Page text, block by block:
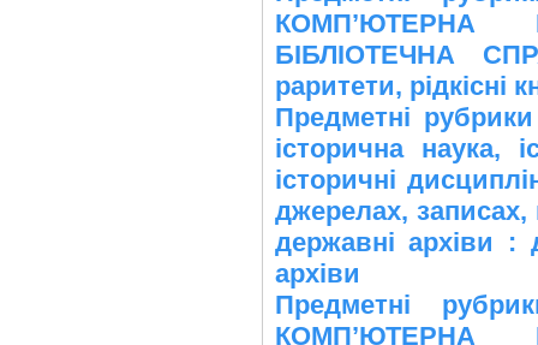
КОМПʼЮТЕРНА
БІБЛІОТЕЧНА
раритети, рідкісні
Предметні
історична наука,
історичні
джерелах, записах,
державні архіви :
архіви
Предметні
КОМПʼЮТЕРНА